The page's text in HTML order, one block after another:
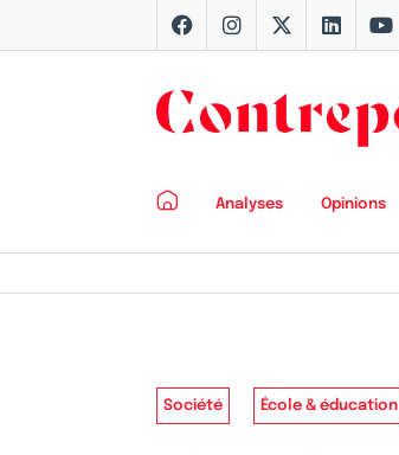
Analyses Opinions
Société École & éducation